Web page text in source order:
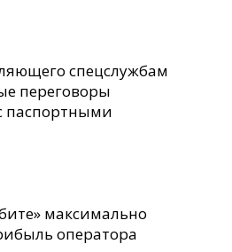
спецслужбам
переговоры
паспортными
максимально
оператора